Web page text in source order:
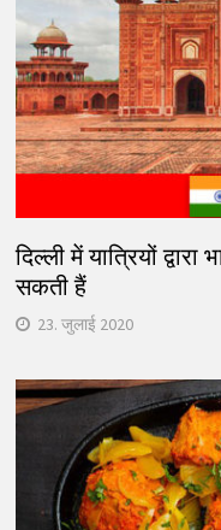
दिल्ली में यात्रियों
सकती हैं
23. जुलाई 2020